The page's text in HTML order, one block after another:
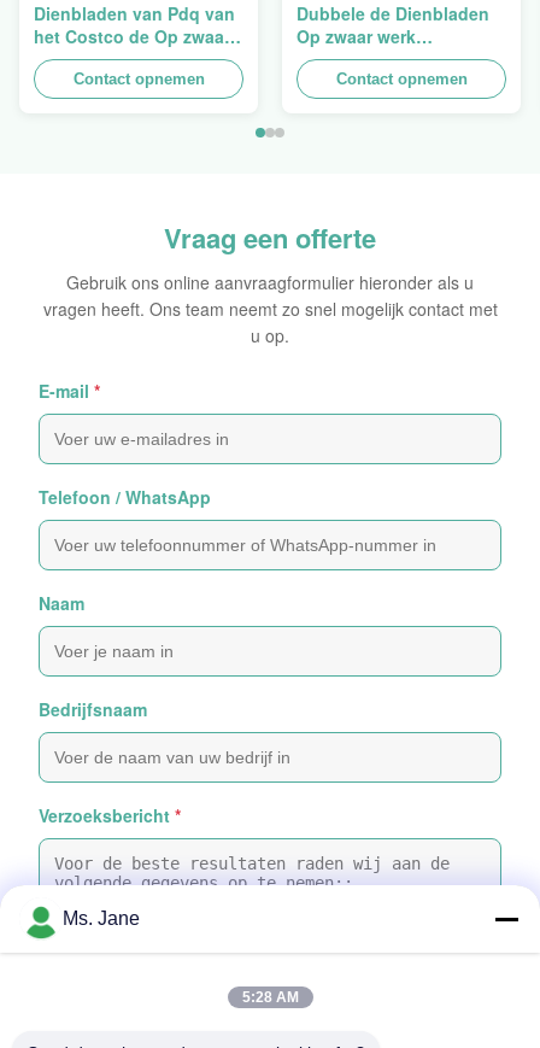
Dienbladen van Pdq van
het Costco de Op zwaar
werk berekende
Stapelbare Ontwerp aan
het Verkopen van
Contact opnemen
Dubbele de Dienbladen
Op zwaar werk
berekende
Opeenstapeling van het
Muurkarton PDQ voor het
Contact opnemen
Vraag een offerte
Gebruik ons online aanvraagformulier hieronder als u
vragen heeft. Ons team neemt zo snel mogelijk contact met
u op.
E-mail *
Telefoon / WhatsApp
Naam
Bedrijfsnaam
Verzoeksbericht *
Ms. Jane
5:28 AM